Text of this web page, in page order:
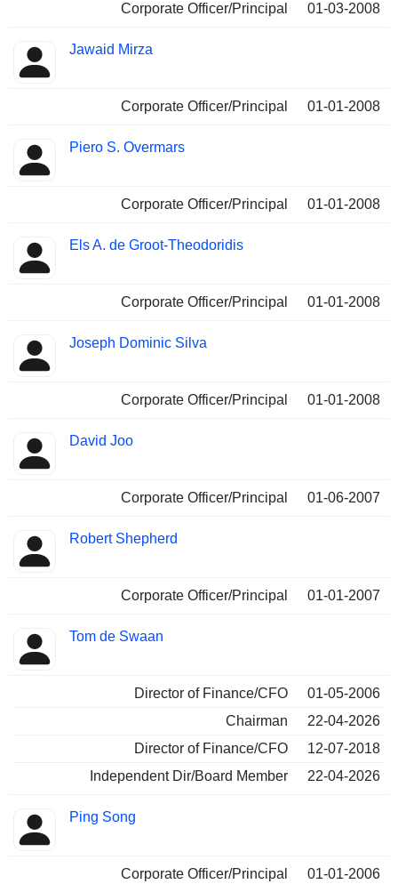
Corporate Officer/Principal 01-03-2008
Jawaid Mirza
Corporate Officer/Principal 01-01-2008
Piero S. Overmars
Corporate Officer/Principal 01-01-2008
Els A. de Groot-Theodoridis
Corporate Officer/Principal 01-01-2008
Joseph Dominic Silva
Corporate Officer/Principal 01-01-2008
David Joo
Corporate Officer/Principal 01-06-2007
Robert Shepherd
Corporate Officer/Principal 01-01-2007
Tom de Swaan
Director of Finance/CFO
01-05-2006
Chairman
22-04-2026
Director of Finance/CFO
12-07-2018
Independent Dir/Board Member
22-04-2026
Ping Song
Corporate Officer/Principal 01-01-2006